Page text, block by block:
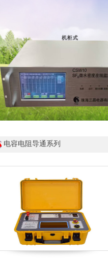
电容电阻导通系列